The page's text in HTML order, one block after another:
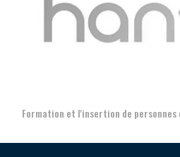
Formation et l'insertion de personnes